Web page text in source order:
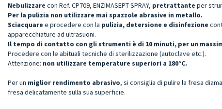
Nebulizzare con Ref. CP709, ENZIMASEPT SPRAY, pretrattante per
Per la pulizia non utilizzare mai spazzole abrasive in metallo.
Sciacquare e procedere con la pulizia, detersione e disinfezione
apparecchiature ad ultrasuoni.
Il tempo di contatto con gli strumenti è di 10 minuti, per un
Procedere con le abituali tecniche di sterilizzazione (autoclave etc.).
Attenzione: non utilizzare temperature superiori a 180°C.
Per un miglior rendimento abrasivo, si consiglia di pulire la fresa
fresa delicatamente sulla sua superficie.